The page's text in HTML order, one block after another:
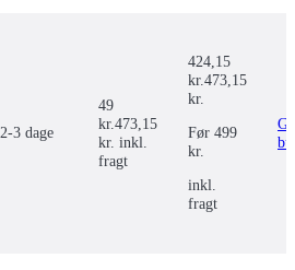
2-3 dage
49
kr. 473,15
kr. inkl.
fragt
424,15
kr. 473,15
kr.
Før 499
kr.
inkl.
fragt